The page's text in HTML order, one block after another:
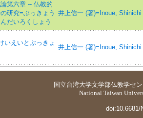
第六章 -- 仏教的
研究=ぶっきょう
だいろくしょう
井上信一 (著)=Inoue, Shinichi
いえいとぶっきょ
井上信一 (著)=Inoue, Shinichi
国立台湾大学文学部仏教学セ
National Taiwan
doi:10.6681/